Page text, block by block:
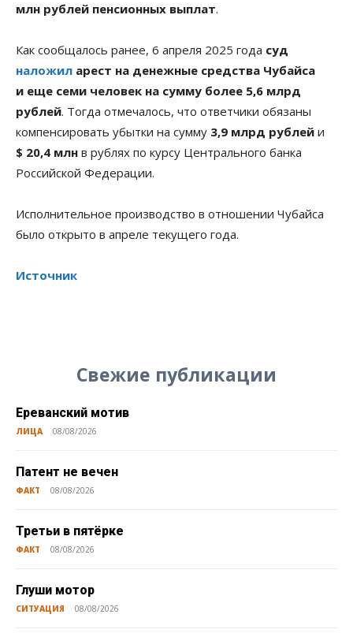
млн рублей пенсионных выплат.
Как сообщалось ранее, 6 апреля 2025 года суд
наложил арест на денежные средства Чубайса
и еще семи человек на сумму более 5,6 млрд
рублей. Тогда отмечалось, что ответчики обязаны
компенсировать убытки на сумму 3,9 млрд рублей и
$ 20,4 млн в рублях по курсу Центрального банка
Российской Федерации.
Исполнительное производство в отношении Чубайса
было открыто в апреле текущего года.
Источник
Свежие публикации
Ереванский мотив
ЛИЦА 08/08/2026
Патент не вечен
ФАКТ 08/08/2026
Третьи в пятёрке
ФАКТ 08/08/2026
Глуши мотор
СИТУАЦИЯ 08/08/2026